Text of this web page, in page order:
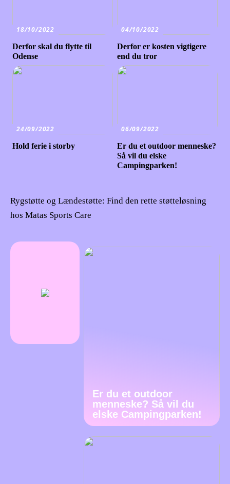
18/10/2022
Derfor skal du flytte til
Odense
04/10/2022
Derfor er kosten vigtigere
end du tror
24/09/2022
Hold ferie i storby
06/09/2022
Er du et outdoor menneske?
Så vil du elske
Campingparken!
Rygstøtte og Lændestøtte: Find den rette støtteløsning
hos Matas Sports Care
Er du et outdoor
menneske? Så vil du
elske Campingparken!